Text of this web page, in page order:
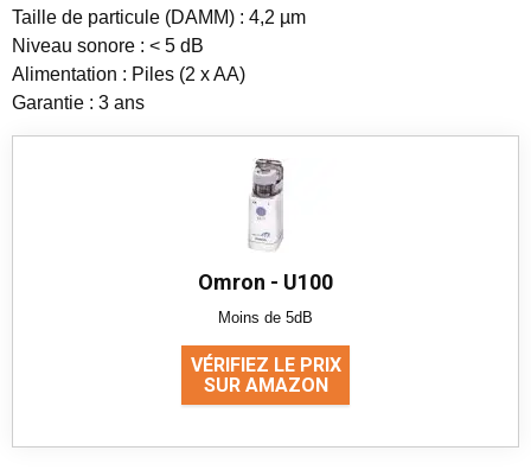
Taille de particule (DAMM) : 4,2 µm
Niveau sonore : < 5 dB
Alimentation : Piles (2 x AA)
Garantie : 3 ans
Omron - U100
Moins de 5dB
VÉRIFIEZ LE PRIX
SUR AMAZON